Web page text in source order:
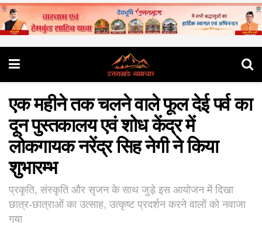
एक महीने तक चलने वाले फूल देई पर्व का
दून पुस्तकालय एवं शोध केंद्र में
लोकगायक नरेंद्र सिह नेगी ने किया
शुभारम्भ
प्रकृति, संस्कृति और सृजन के साथ जुड़े इस आयोजन में दिखा
छात्र-छात्राओं का उत्साह, उत्कृष्ट प्रदर्शन करने वालों को नवाजा
गया